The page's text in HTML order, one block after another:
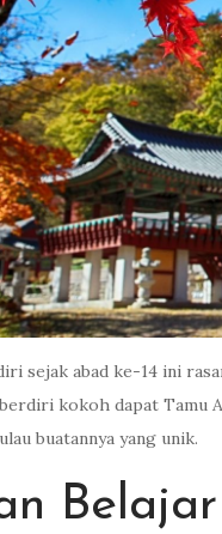
sejak abad ke-14 ini
kokoh dapat
buatannya yang unik.